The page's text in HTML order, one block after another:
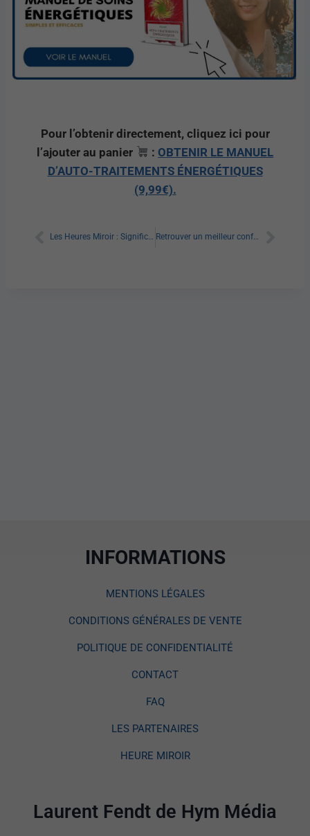
Pour l’obtenir directement, cliquez ici pour
l’ajouter au panier
: OBTENIR LE MANUEL
D’AUTO-TRAITEMENTS ÉNERGÉTIQUES
(9,99€).
Les Heures Miroir : Signification Complète et Messages Cachés de l’Univers Retrouver un meilleur confort grâce à l’équilibre digestif
INFORMATIONS
MENTIONS LÉGALES
CONDITIONS GÉNÉRALES DE VENTE
POLITIQUE DE CONFIDENTIALITÉ
CONTACT
FAQ
LES PARTENAIRES
HEURE MIROIR
Laurent Fendt de Hym Média